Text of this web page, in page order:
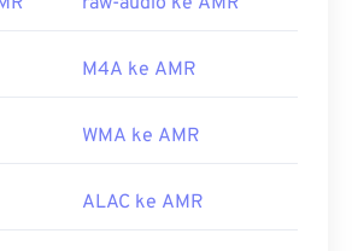
M4A ke AMR
WMA ke AMR
ALAC ke AMR